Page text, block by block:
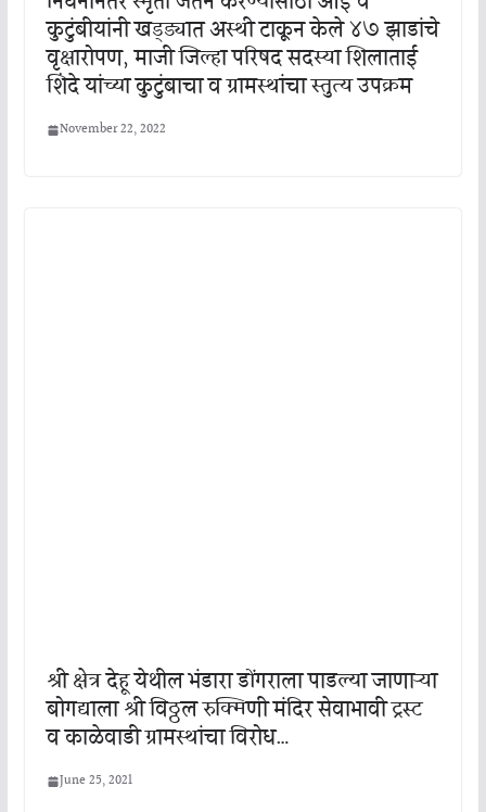
कुटुंबीयांनी खड्ड्यात अस्थी टाकून केले ४७ झाडांचे
वृक्षारोपण, माजी जिल्हा परिषद सदस्या शिलाताई
शिंदे यांच्या कुटुंबाचा व ग्रामस्थांचा स्तुत्य उपक्रम
November 22, 2022
श्री क्षेत्र देहू येथील भंडारा डोंगराला पाडल्या जाणाऱ्या
बोगद्याला श्री विठ्ठल रुक्मिणी मंदिर सेवाभावी ट्रस्ट
व काळेवाडी ग्रामस्थांचा विरोध…
June 25, 2021